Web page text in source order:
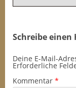
Schreibe
Deine E-Mail-
Erforderliche
Kommentar *